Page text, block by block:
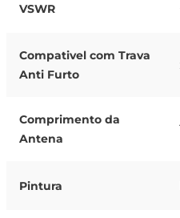
VSWR
Compativel com Trava
Anti Furto
Comprimento da
Antena
Pintura